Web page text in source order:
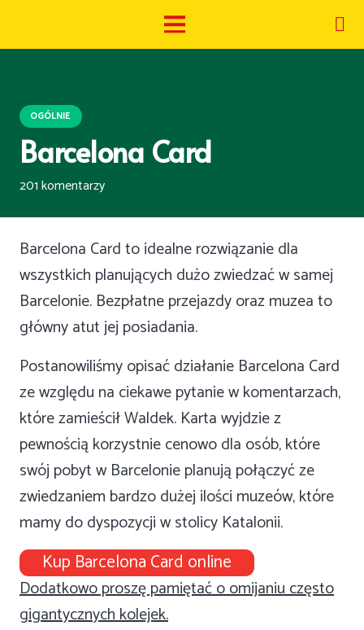
OGÓLNIE
Barcelona Card
201komentarzy
Barcelona Card to idealne rozwiązanie dla
wszystkich planujących dużo zwiedzać w samej
Barcelonie. Bezpłatne przejazdy oraz muzea to
główny atut jej posiadania.
Postanowiliśmy opisać działanie Barcelona Card
ze względu na ciekawe pytanie w komentarzach,
które zamieścił Waldek. Karta wyjdzie z
pewnością korzystnie cenowo dla osób, które
swój pobyt w Barcelonie planują połączyć ze
zwiedzaniem bardzo dużej ilości muzeów, które
mamy do dyspozycji w stolicy Katalonii.
Kup Barcelona Card online
Dodatkowo proszę pamiętać o omijaniu często
gigantycznych kolejek.